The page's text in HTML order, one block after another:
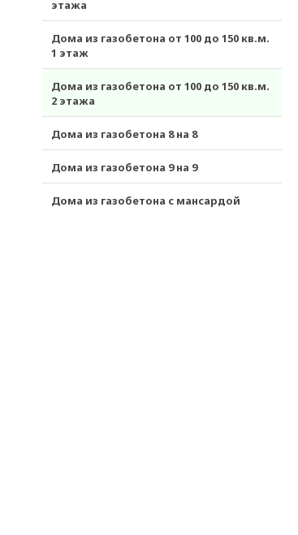
этажа
Дома из газобетона от 100 до 150 кв.м.
1 этаж
Дома из газобетона от 100 до 150 кв.м.
2 этажа
Дома из газобетона 8 на 8
Дома из газобетона 9 на 9
Дома из газобетона с мансардой